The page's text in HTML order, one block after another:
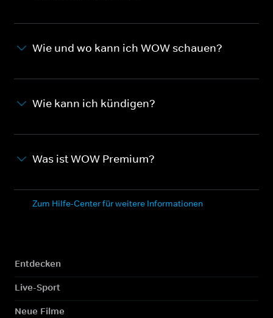
Wie und wo kann ich WOW schauen?
Wie kann ich kündigen?
Was ist WOW Premium?
Zum Hilfe-Center für weitere Informationen
Entdecken
Live-Sport
Neue Filme